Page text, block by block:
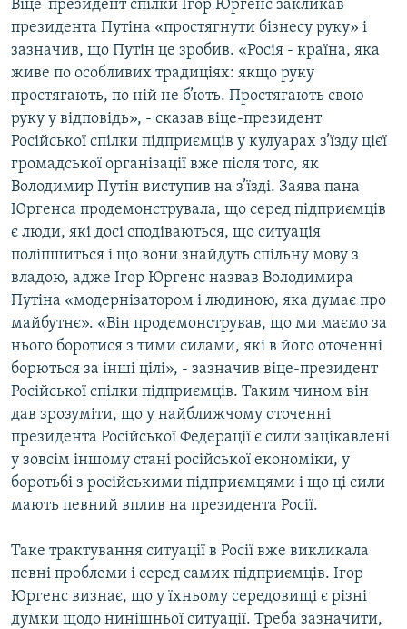
Віце-президент спілки Ігор Юргенс закликав
президента Путіна «простягнути бізнесу руку» і
зазначив, що Путін це зробив. «Росія - країна, яка
живе по особливих традиціях: якщо руку
простягають, по ній не б’ють. Простягають свою
руку у відповідь», - сказав віце-президент
Російської спілки підприємців у кулуарах з’їзду цієї
громадської організації вже після того, як
Володимир Путін виступив на з’їзді. Заява пана
Юргенса продемонструвала, що серед підприємців
є люди, які досі сподіваються, що ситуація
поліпшиться і що вони знайдуть спільну мову з
владою, адже Ігор Юргенс назвав Володимира
Путіна «модернізатором і людиною, яка думає про
майбутнє». «Він продемонстрував, що ми маємо за
нього боротися з тими силами, які в його оточенні
борються за інші цілі», - зазначив віце-президент
Російської спілки підприємців. Таким чином він
дав зрозуміти, що у найближчому оточенні
президента Російської Федерації є сили зацікавлені
у зовсім іншому стані російської економіки, у
боротьбі з російськими підприємцями і що ці сили
мають певний вплив на президента Росії.
Таке трактування ситуації в Росії вже викликала
певні проблеми і серед самих підприємців. Ігор
Юргенс визнає, що у їхньому середовищі є різні
думки щодо нинішньої ситуації. Треба зазначити,